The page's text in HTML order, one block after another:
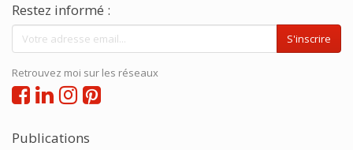
Restez informé :
S'inscrire
Retrouvez moi sur les réseaux
Publications